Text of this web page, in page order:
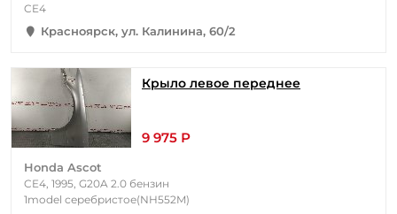
CE4
Красноярск, ул. Калинина, 60/2
Крыло левое переднее
9 975 Р
Honda Ascot
CE4, 1995, G20A 2.0 бензин
1model серебристое(NH552M)